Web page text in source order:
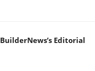
BuilderNews’s Editorial